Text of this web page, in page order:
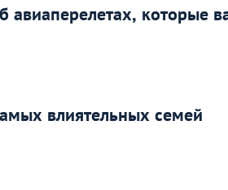
авиаперелетах, которые
влиятельных семей